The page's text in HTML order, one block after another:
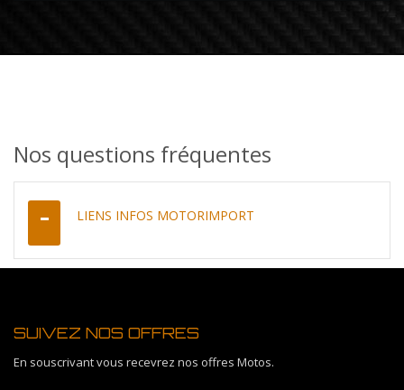
Nos questions fréquentes
LIENS INFOS MOTORIMPORT
SUIVEZ NOS OFFRES
En souscrivant vous recevrez nos offres Motos.